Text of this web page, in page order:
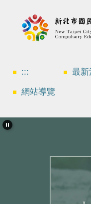
::: 最新
網站導覽